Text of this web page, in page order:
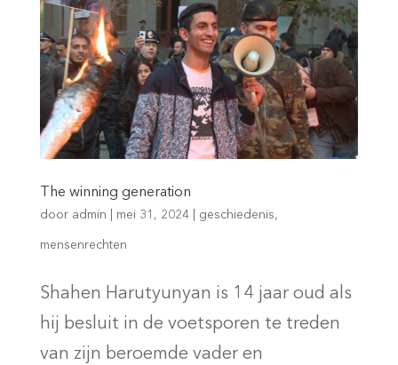
The winning generation
door admin mei 31, 2024| geschiedenis,
mensenrechten
Shahen Harutyunyan is 14 jaar oud als
hij besluit in de voetsporen te treden
van zijn beroemde vader en